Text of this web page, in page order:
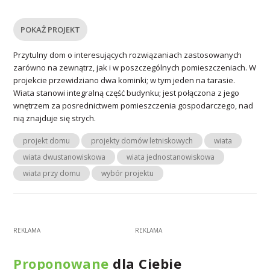
POKAŻ PROJEKT
Przytulny dom o interesujących rozwiązaniach zastosowanych
zarówno na zewnątrz, jak i w poszczególnych pomieszczeniach. W
projekcie przewidziano dwa kominki; w tym jeden na tarasie.
Wiata stanowi integralną część budynku; jest połączona z jego
wnętrzem za posrednictwem pomieszczenia gospodarczego, nad
nią znajduje się strych.
projekt domu projekty domów letniskowych
wiata
wiata dwustanowiskowa
wiata jednostanowiskowa
wiata przy domu
wybór projektu
Proponowane dla Ciebie